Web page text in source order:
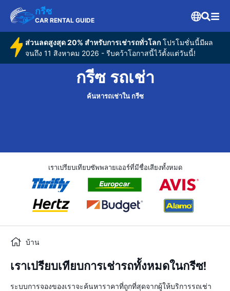
กรีซ
CAR RENTAL GUIDE
ส่วนลดสูงสุด 20% สำหรับการเช่ารถทั่วโลกโปรโมชั่นนี้มีผล
จนถึง 11 สิงหาคม 2026 - รีบคว้าโอกาสนี้ไว้ตั้งแต่วันนี้!
กรีซ รถเช่า
ค้นหารถเช่าใน กรีซ
เราเปรียบเทียบซัพพลายเออร์ที่มีชื่อเสียงทั้งหมด
บ้าน
เราเปรียบเทียบการเช่ารถทั้งหมดในกรีซ!
ระบบการจองของเราจะค้นหาราคาที่ถูกที่สุดจากผู้ให้บริการรถเช่า